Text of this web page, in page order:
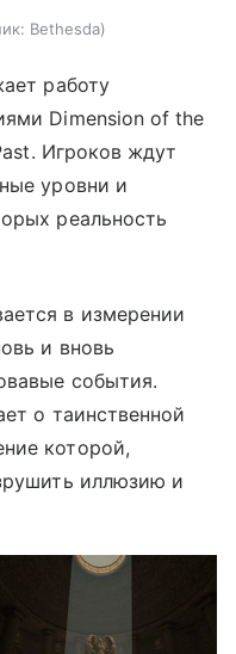
Bethesda
работу
Dimension of the
Игроков ждут
уровни и
реальность
в измерении
и вновь
события.
о таинственной
которой,
иллюзию и